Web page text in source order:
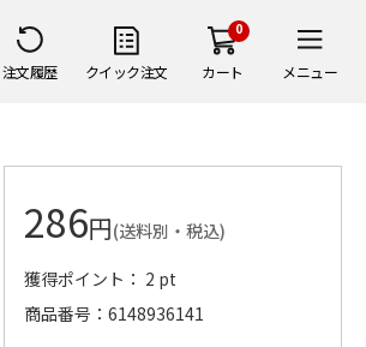
注文履歴 クイック注文
0
カート メニュー
286円(送料別・税込)
獲得ポイント： 2 pt
商品番号
6148936141